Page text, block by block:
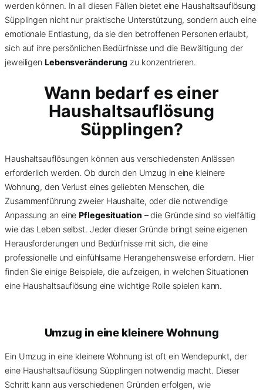
werden können. In all diesen Fällen bietet eine Haushaltsauflösung
Süpplingen nicht nur praktische Unterstützung, sondern auch eine
emotionale Entlastung, da sie den betroffenen Personen erlaubt,
sich auf ihre persönlichen Bedürfnisse und die Bewältigung der
jeweiligen Lebensveränderung zu konzentrieren.
Wann bedarf es einer
Haushaltsauflösung
Süpplingen?
Haushaltsauflösungen können aus verschiedensten Anlässen
erforderlich werden. Ob durch den Umzug in eine kleinere
Wohnung, den Verlust eines geliebten Menschen, die
Zusammenführung zweier Haushalte, oder die notwendige
Anpassung an einePflegesituation – die Gründe sind so vielfältig
wie das Leben selbst. Jeder dieser Gründe bringt seine eigenen
Herausforderungen und Bedürfnisse mit sich, die eine
professionelle und einfühlsame Herangehensweise erfordern. Hier
finden Sie einige Beispiele, die aufzeigen, in welchen Situationen
eine Haushaltsauflösung eine wichtige Rolle spielen kann.
Umzug in eine kleinere Wohnung
Ein Umzug in eine kleinere Wohnung ist oft ein Wendepunkt, der
eine Haushaltsauflösung Süpplingen notwendig macht. Dieser
Schritt kann aus verschiedenen Gründen erfolgen, wie